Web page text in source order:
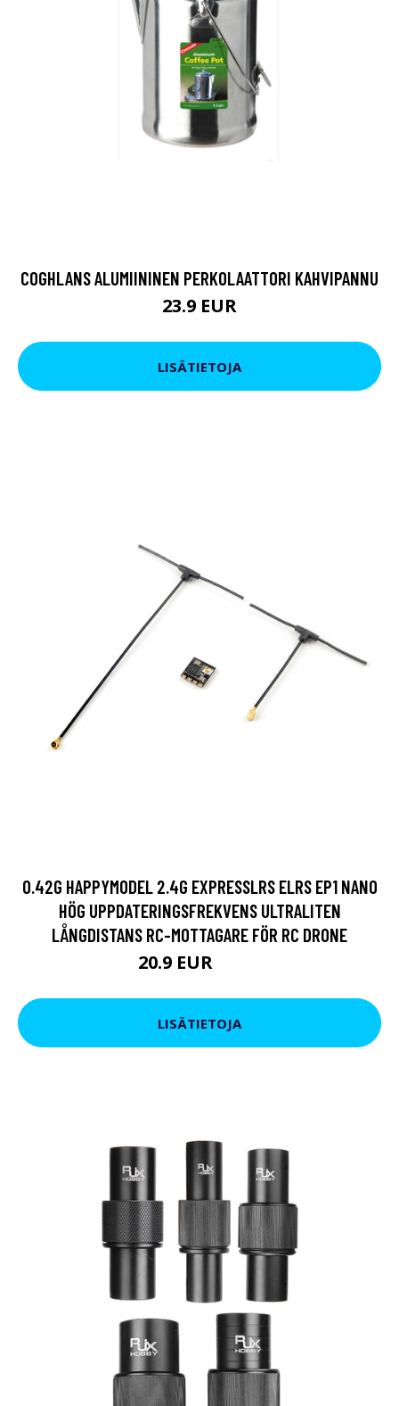
COGHLANS ALUMIININEN PERKOLAATTORI KAHVIPANNU
23.9 EUR
LISÄTIETOJA
0.42G HAPPYMODEL 2.4G EXPRESSLRS ELRS EP1 NANO
HÖG UPPDATERINGSFREKVENS ULTRALITEN
LÅNGDISTANS RC-MOTTAGARE FÖR RC DRONE
20.9 EUR
LISÄTIETOJA